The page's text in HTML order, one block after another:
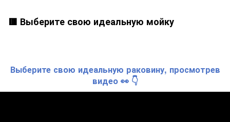
🟥 Выберите свою идеальную мойку
Выберите свою идеальную раковину, просмотрев
видео 👀 👇